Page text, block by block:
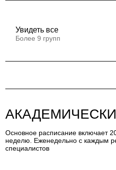
Увидеть все
Более 9 групп
Основное расписание включает
неделю. Еженедельно с каждым
специалистов